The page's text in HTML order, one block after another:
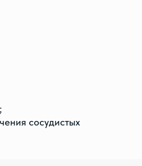
сосудистых